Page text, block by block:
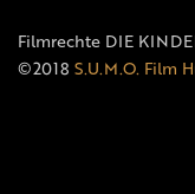
Filmrechte DIE
©2018 S.U.M.O. Film